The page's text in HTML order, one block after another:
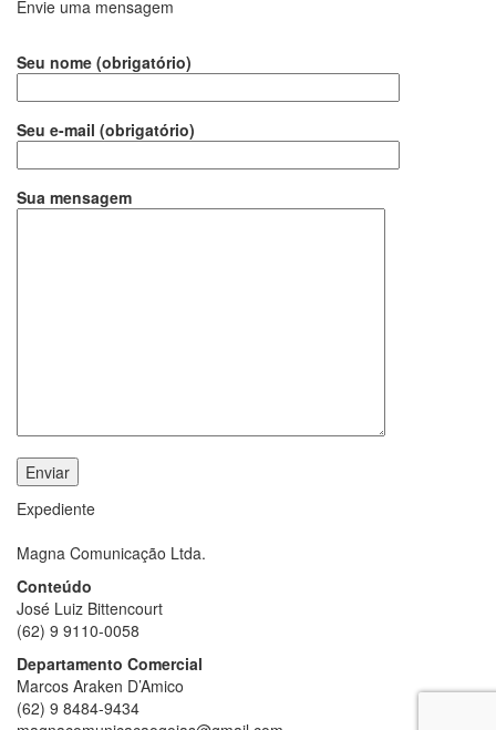
Envie uma mensagem
Seu nome (obrigatório)
Seu e-mail (obrigatório)
Sua mensagem
Expediente
Magna Comunicação Ltda.
Conteúdo
José Luiz Bittencourt
(62) 9 9110-0058
Departamento Comercial
Marcos Araken D’Amico
(62) 9 8484-9434